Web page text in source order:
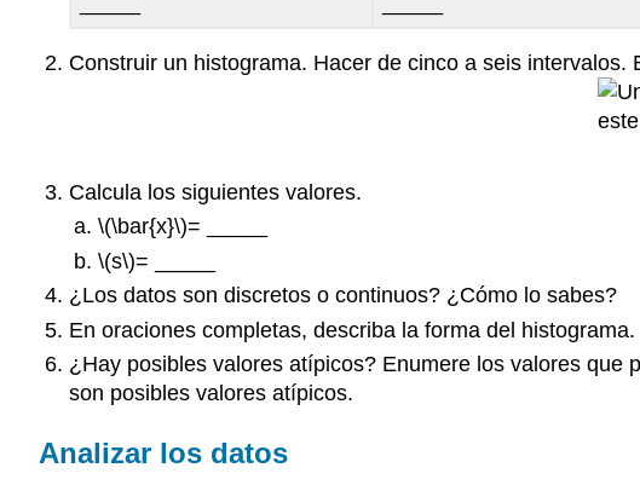
Construir un histograma. Hacer de cinco a seis
Calcula los siguientes valores.
\(\bar{x}\)= _____
\(s\)= _____
¿Los datos son discretos o continuos? ¿Cómo lo sabes?
En oraciones completas, describa la forma del histograma.
¿Hay posibles valores atípicos? Enumere los valores
son posibles valores atípicos.
Analizar los datos